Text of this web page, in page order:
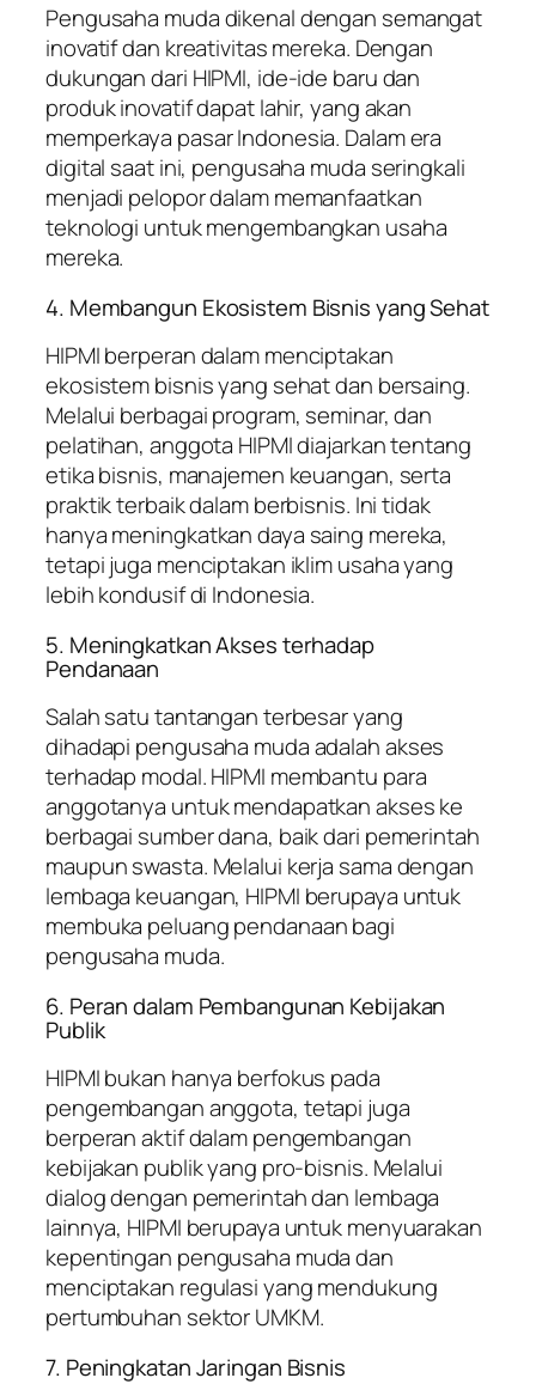
Pengusaha muda dikenal dengan semangat
inovatif dan kreativitas mereka. Dengan
dukungan dari HIPMI, ide-ide baru dan
produk inovatif dapat lahir, yang akan
memperkaya pasar Indonesia. Dalam era
digital saat ini, pengusaha muda seringkali
menjadi pelopor dalam memanfaatkan
teknologi untuk mengembangkan usaha
mereka.
4. Membangun Ekosistem Bisnis yang Sehat
HIPMI berperan dalam menciptakan
ekosistem bisnis yang sehat dan bersaing.
Melalui berbagai program, seminar, dan
pelatihan, anggota HIPMI diajarkan tentang
etika bisnis, manajemen keuangan, serta
praktik terbaik dalam berbisnis. Ini tidak
hanya meningkatkan daya saing mereka,
tetapi juga menciptakan iklim usaha yang
lebih kondusif di Indonesia.
5. Meningkatkan Akses terhadap
Pendanaan
Salah satu tantangan terbesar yang
dihadapi pengusaha muda adalah akses
terhadap modal. HIPMI membantu para
anggotanya untuk mendapatkan akses ke
berbagai sumber dana, baik dari pemerintah
maupun swasta. Melalui kerja sama dengan
lembaga keuangan, HIPMI berupaya untuk
membuka peluang pendanaan bagi
pengusaha muda.
6. Peran dalam Pembangunan Kebijakan
Publik
HIPMI bukan hanya berfokus pada
pengembangan anggota, tetapi juga
berperan aktif dalam pengembangan
kebijakan publik yang pro-bisnis. Melalui
dialog dengan pemerintah dan lembaga
lainnya, HIPMI berupaya untuk menyuarakan
kepentingan pengusaha muda dan
menciptakan regulasi yang mendukung
pertumbuhan sektor UMKM.
7. Peningkatan Jaringan Bisnis